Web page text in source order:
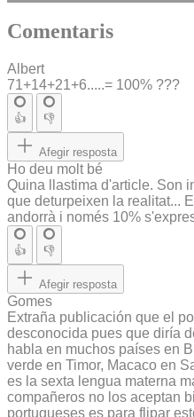
Comentaris
Albert
71+14+21+6.....= 100% ???
👍 👎
Afegir resposta
Ho deu molt bé
Quina llastima d'article. Son
que deturpeixen la realitat...
andorrà i només 10%
👍 👎
Afegir resposta
Gomes
Extraña publicación que el
desconocida pues que diría
habla en muchos países en
verde en Timor, Macaco en
es la sexta lengua materna
compañeros no los aceptan
portugueses es para flipar